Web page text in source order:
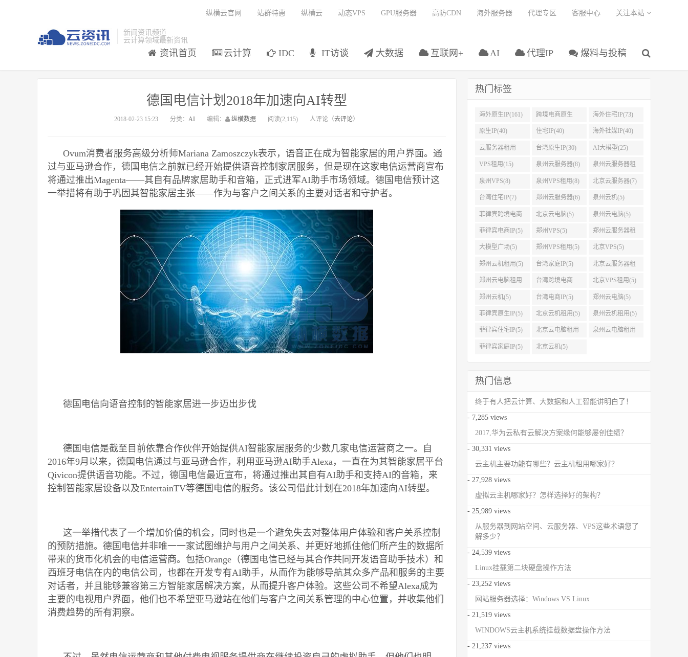
新闻资讯频道
云计算领域最新资讯
资讯首页 云计算 IDC IT访谈 大数据 互联网+ AI 代理IP 爆料与投稿
纵横云官网 站群特惠 纵横云 动态VPS GPU服务器 高防CDN 海外服务器 代理专区 客服中心 关注本站
德国电信计划2018年加速向AI转型
2018-02-23 15:23 分类： AI 编辑： 纵横数据 阅读(2,115) 人评论（去评论）
Ovum消费者服务高级分析师Mariana Zamoszczyk表示，语音正在成为智能家居的用户界面。通
过与亚马逊合作，德国电信之前就已经开始提供语音控制家居服务，但是现在这家电信运营商宣布
将通过推出Magenta——其自有品牌家居助手和音箱，正式进军AI助手市场领域。德国电信预计这
一举措将有助于巩固其智能家居主张——作为与客户之间关系的主要对话者和守护者。
德国电信向语音控制的智能家居进一步迈出步伐
德国电信是截至目前依靠合作伙伴开始提供AI智能家居服务的少数几家电信运营商之一。自
2016年9月以来，德国电信通过与亚马逊合作，利用亚马逊AI助手Alexa，一直在为其智能家居平台
Qivicon提供语音功能。不过，德国电信最近宣布，将通过推出其自有AI助手和支持AI的音箱，来
控制智能家居设备以及EntertainTV等德国电信的服务。该公司借此计划在2018年加速向AI转型。
这一举措代表了一个增加价值的机会，同时也是一个避免失去对整体用户体验和客户关系控制
的预防措施。德国电信并非唯一一家试图维护与用户之间关系、并更好地抓住他们所产生的数据所
带来的货币化机会的电信运营商。包括Orange（德国电信已经与其合作共同开发语音助手技术）和
西班牙电信在内的电信公司，也都在开发专有AI助手，从而作为能够导航其众多产品和服务的主要
对话者，并且能够兼容第三方智能家居解决方案，从而提升客户体验。这些公司不希望Alexa成为
主要的电视用户界面，他们也不希望亚马逊站在他们与客户之间关系管理的中心位置，并收集他们
消费趋势的所有洞察。
热门标签
海外原生IP(161) 跨境电商原生
IP(108)
海外住宅IP(73)
原生IP(40) 住宅IP(40) 海外社媒IP(40)
云服务器租用
(37)
台湾原生IP(30) AI大模型(25)
VPS租用(15) 泉州云服务器(8) 泉州云服务器租
用(8)
泉州VPS(8) 泉州VPS租用(8) 北京云服务器(7)
台湾住宅IP(7) 郑州云服务器(6) 泉州云机(5)
菲律宾跨境电商
IP(5)
北京云电脑(5) 泉州云电脑(5)
菲律宾电商IP(5) 郑州VPS(5) 郑州云服务器租
用(5)
大模型广场(5) 郑州VPS租用(5) 北京VPS(5)
郑州云机租用(5) 台湾家庭IP(5) 北京云服务器租
用(5)
郑州云电脑租用
(5)
台湾跨境电商
IP(5)
北京VPS租用(5)
郑州云机(5) 台湾电商IP(5) 郑州云电脑(5)
菲律宾原生IP(5) 北京云机租用(5) 泉州云机租用(5)
菲律宾住宅IP(5) 北京云电脑租用
(5)
泉州云电脑租用
菲律宾家庭IP(5) 北京云机(5)
热门信息
终于有人把云计算、大数据和人工智能讲明白了！
- 7,285 views
2017,华为云私有云解决方案缘何能够屡创佳绩？
- 30,331 views
云主机主要功能有哪些？云主机租用哪家好？
- 27,928 views
虚拟云主机哪家好？怎样选择好的架构？
- 25,989 views
从服务器到网站空间、云服务器、VPS这些术语您了
解多少？
- 24,539 views
Linux挂载第二块硬盘操作方法
- 23,252 views
网站服务器选择：Windows VS Linux
- 21,519 views
WINDOWS云主机系统挂载数据盘操作方法
- 21,237 views